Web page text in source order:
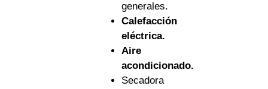
generales.
Calefacción
eléctrica.
Aire
acondicionado.
Secadora